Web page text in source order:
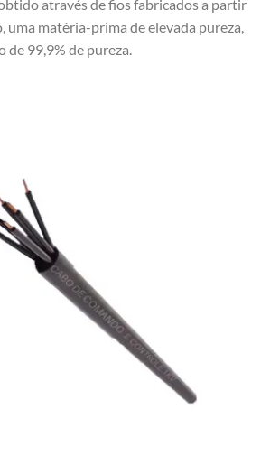
através de fios fabricados a partir
uma matéria-prima de elevada pureza,
de 99,9% de pureza.